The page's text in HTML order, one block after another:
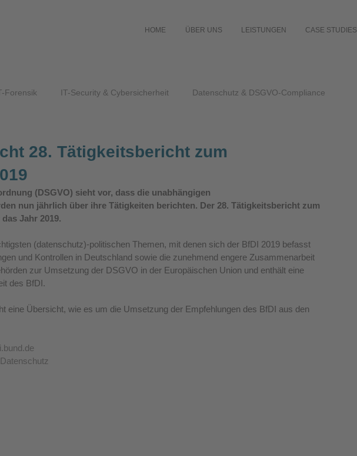
HOME ÜBER UNS LEISTUNGEN CASE STUDIES
Forensik IT-Security & Cybersicherheit Datenschutz & DSGVO-Compliance
28. Tätigkeitsbericht zum
(DSGVO) sieht vor, dass die unabhängigen
nun jährlich über ihre Tätigkeiten berichten. Der 28. Tätigkeitsbericht zum
Jahr 2019.
(datenschutz)-politischen Themen, mit denen sich der BfDI 2019 befasst
und Kontrollen in Deutschland sowie die zunehmend engere Zusammenarbeit
zur Umsetzung der DSGVO in der Europäischen Union und enthält eine
des BfDI.
eine Übersicht, wie es um die Umsetzung der Empfehlungen des BfDI aus den